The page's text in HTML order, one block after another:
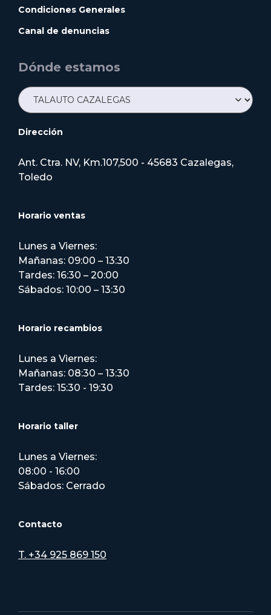
Condiciones Generales
Canal de denuncias
Dónde estamos
Dirección
Ant. Ctra. NV, Km.107,500 - 45683 Cazalegas,
Toledo
Horario ventas
Lunes a Viernes:
Mañanas: 09:00 – 13:30
Tardes: 16:30 – 20:00
Sábados: 10:00 – 13:30
Horario recambios
Lunes a Viernes:
Mañanas: 08:30 – 13:30
Tardes: 15:30 - 19:30
Horario taller
Lunes a Viernes:
08:00 - 16:00
Sábados: Cerrado
Contacto
T. +34 925 869 150